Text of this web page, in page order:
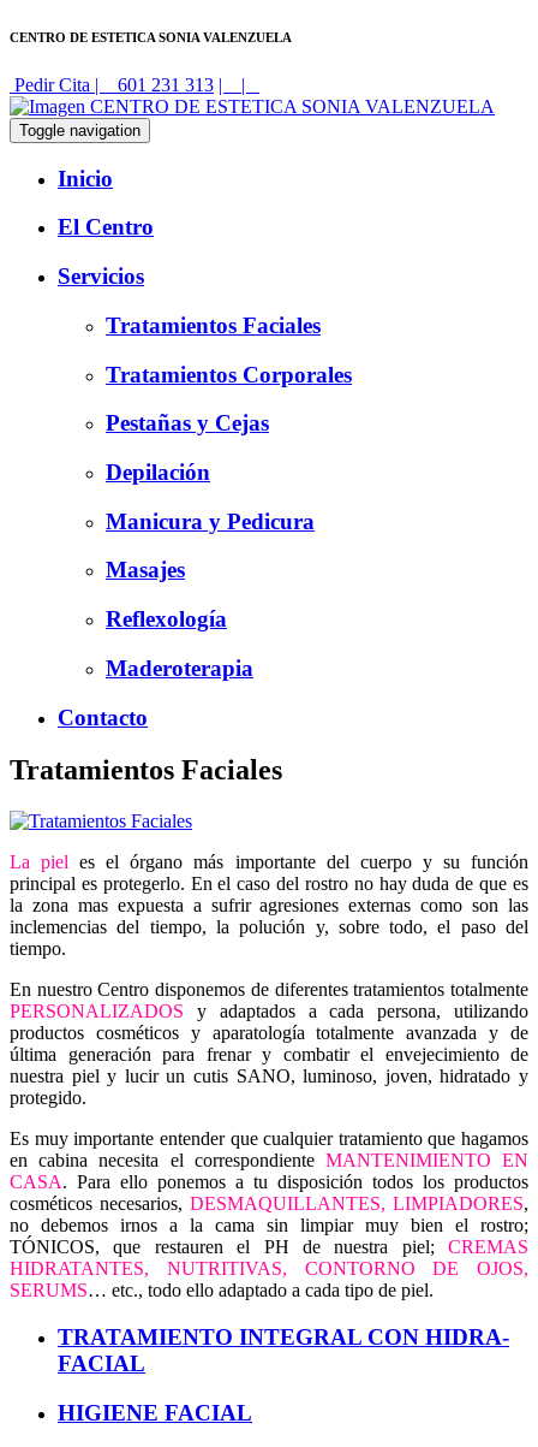
CENTRO DE ESTETICA SONIA VALENZUELA
Pedir Cita | 601 231 313 | |
Toggle navigation
Inicio
El Centro
Servicios
Tratamientos Faciales
Tratamientos Corporales
Pestañas y Cejas
Depilación
Manicura y Pedicura
Masajes
Reflexología
Maderoterapia
Contacto
Tratamientos Faciales
La piel es el órgano más importante del cuerpo y su función
principal es protegerlo. En el caso del rostro no hay duda de que es
la zona mas expuesta a sufrir agresiones externas como son las
inclemencias del tiempo, la polución y, sobre todo, el paso del
tiempo.
En nuestro Centro disponemos de diferentes tratamientos totalmente
PERSONALIZADOS y adaptados a cada persona, utilizando
productos cosméticos y aparatología totalmente avanzada y de
última generación para frenar y combatir el envejecimiento de
nuestra piel y lucir un cutis SANO, luminoso, joven, hidratado y
protegido.
Es muy importante entender que cualquier tratamiento que hagamos
en cabina necesita el correspondiente MANTENIMIENTO EN
CASA. Para ello ponemos a tu disposición todos los productos
cosméticos necesarios, DESMAQUILLANTES, LIMPIADORES,
no debemos irnos a la cama sin limpiar muy bien el rostro;
TÓNICOS, que restauren el PH de nuestra piel; CREMAS
HIDRATANTES, NUTRITIVAS, CONTORNO DE OJOS,
SERUMS… etc., todo ello adaptado a cada tipo de piel.
TRATAMIENTO INTEGRAL CON HIDRA-
FACIAL
HIGIENE FACIAL